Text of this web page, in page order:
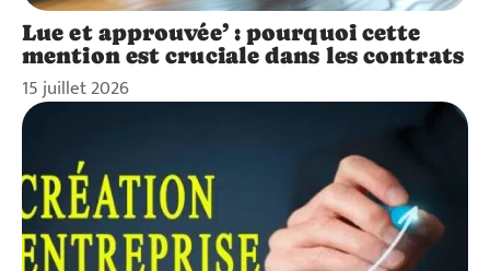
Lue et approuvée’ : pourquoi cette
mention est cruciale dans les contrats
15 juillet 2026